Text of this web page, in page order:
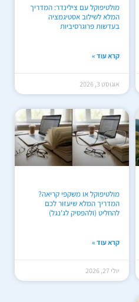
מולטיפוקל עם צילינדר: המדריך
המלא לשילוב אסטיגמציה
בעדשות פרוגרסיביות
קרא עוד »
אוגוסט 3, 2026
מולטיפוקל או משקפי קריאה?
המדריך המלא שיעזור לכם
להחליט (ולהפסיק לג'נגל)
קרא עוד »
יולי 27, 2026